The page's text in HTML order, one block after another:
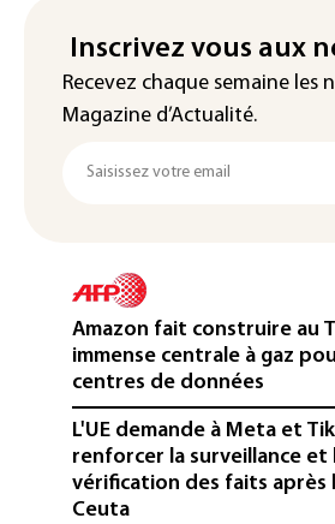
Inscrivez vous aux
Recevez chaque semaine les
Magazine d’Actualité.
Amazon fait construire au
immense centrale à gaz
centres de données
L'UE demande à Meta et
renforcer la surveillance et
vérification des faits après
Ceuta